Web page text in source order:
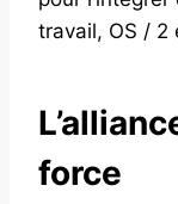
travail, OS / 2
force